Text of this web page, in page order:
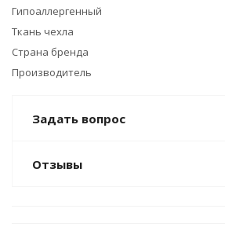
Гипоаллергенный
Ткань чехла
Страна бренда
Производитель
Задать вопрос
Отзывы